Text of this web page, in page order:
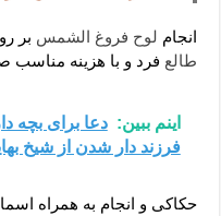
انجام لوح فروغ الشمس بر
طالع فرد و با هزینه
اینم ببین: دعا برای بچه
فرزند دار شدن از شیخ
حکاکی و انجام به همراه